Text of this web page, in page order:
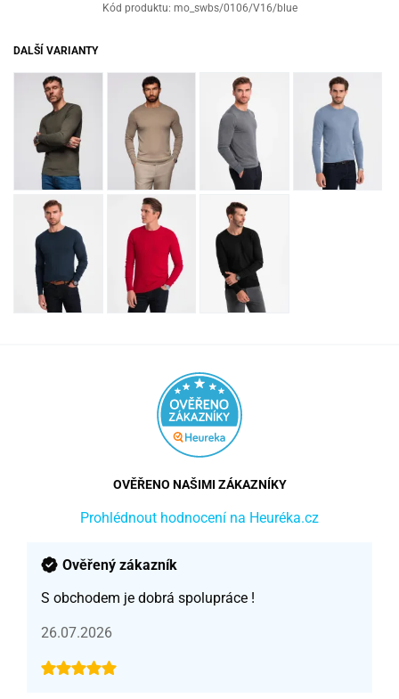
Kód produktu: mo_swbs/0106/V16/blue
DALŠÍ VARIANTY
OVĚŘENO NAŠIMI ZÁKAZNÍKY
Prohlédnout hodnocení na Heuréka.cz
Ověřený zákazník
S obchodem je dobrá spolupráce !
26.07.2026